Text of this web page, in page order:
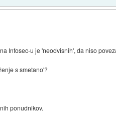
Infosec-u je 'neodvisnih', da niso
s smetano'?
ponudnikov.